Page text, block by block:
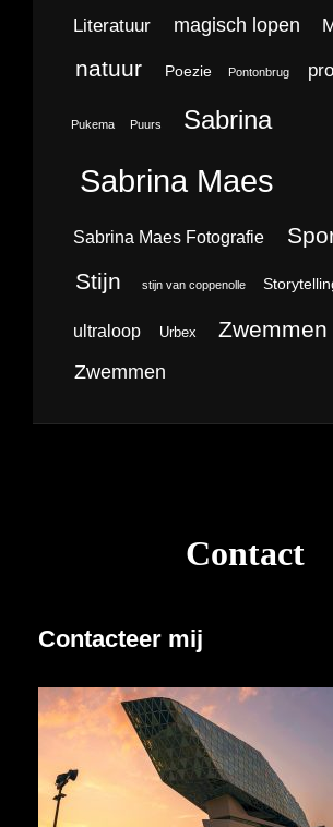
Literatuur magisch lopen
natuur Poezie Pontonbrug
Pukema Puurs Sabrina
Sabrina Maes
Sabrina Maes Fotografie
Stijn stijn van coppenolle
ultraloop Urbex Zwemmen
Zwemmen
Contact
Contacteer mij